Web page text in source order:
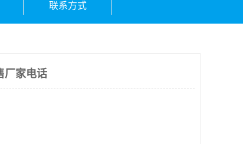
联系方式
厂家电话